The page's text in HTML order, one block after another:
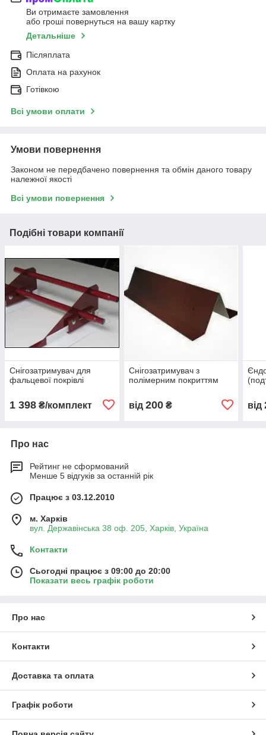
Ви отримаєте замовлення
або гроші повернуться на вашу картку
Детальніше
Післяплата
Оплата на рахунок
Готівкою
Всі умови оплати
Умови повернення
Законом не передбачено повернення та обмін даного товару
належної якості
Всі умови повернення
Подібні товари компанії
Снігозатримувач для
фальцевої покрівлі
1 398 ₴/комплект
Снігозатримувач з
полімерним покриттям
від 200₴ від
Про нас
Рейтинг не сформований
Менше 5 відгуків за останній рік
Працює з 03.12.2010
м. Харків
вул. Державінська 38 оф. 205, Харків, Україна
Контакти
Сьогодні працює з 09:00 до 20:00
Показати весь графік роботи
Про нас
Контакти
Доставка та оплата
Графік роботи